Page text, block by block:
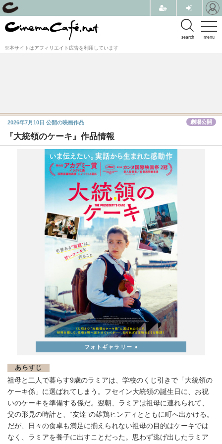
menu
search
※本サイトはアフィリエイト広告を利用しています
『大統領のケーキ』作品情報
2026年7月10日 公開の映画作品 劇場公開
あらすじ
祖母と二人で暮らす9歳のラミアは、学校のくじ引きで「大統領の
ケーキ係」に選ばれてしまう。フセイン大統領の誕生日に、お祝
いのケーキを準備する係だ。翌朝、ラミアは祖母に連れられて、
父の形見の時計と、“友達”の雄鶏ヒンディとともに町へ出かける。
だが、日々の食卓も満足に揃えられない祖母の目的はケーキでは
なく、ラミアを養子に出すことだった。思わず逃げ出したラミア